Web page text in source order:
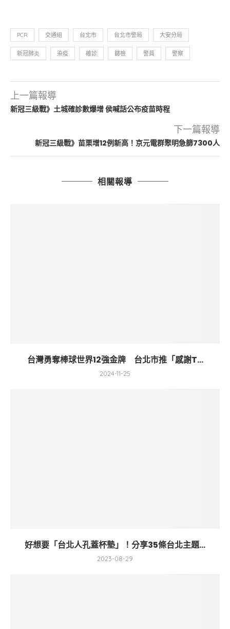
PCR 交通組 台北市 台北市警局 大安分局
新冠肺炎 染疫 確診 篩檢 警員 警察
上一篇報導
新冠三級戰》土城確診數爆增 侯喊話公布疫苗時程
下一篇報導
新冠三級戰》苗栗增12例新高！京元電群聚明急篩7300人
相關報導
台灣勇奪棒球世界12強金牌 台北市推「感謝T...
2024-11-25
好想要「台北人孔蓋杯墊」！分享35條台北主題...
2023-08-29